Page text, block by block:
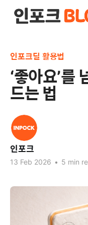
인포크딜 활용법
‘좋아요’를
드는 법
인포크
13 Feb 2026 • 5 min